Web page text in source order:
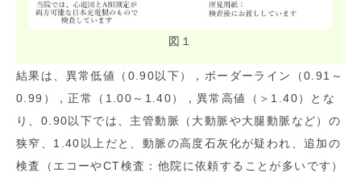
図１
結果は、異常低値（0.90以下），ボーダーライン（0.91～
0.99），正常（1.00～1.40），異常高値（＞1.40）とな
り、0.90以下では、主管動脈（大動脈や大腿動脈など）の
狭窄、1.40以上だと、動脈の高度石灰化が疑われ、追加の
検査（エコーやCT検査：他院に依頼することが多いです）